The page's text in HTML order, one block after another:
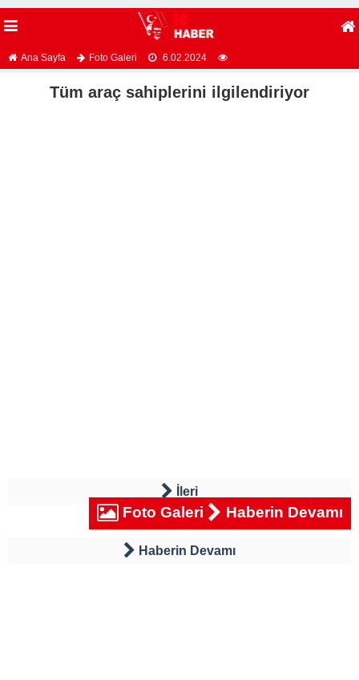
Ana Sayfa Foto Galeri 6.02.2024
Tüm araç sahiplerini ilgilendiriyor
İleri
Foto Galeri Haberin Devamı
Haberin Devamı